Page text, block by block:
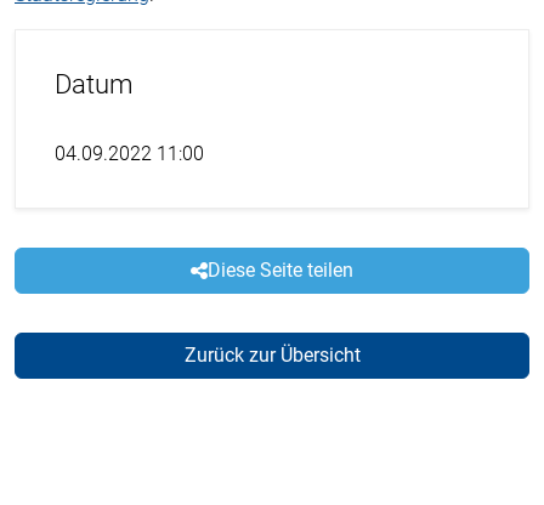
Datum
04.09.2022 11:00
Diese Seite teilen
Zurück zur Übersicht